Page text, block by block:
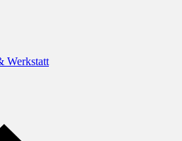
Werkstatt